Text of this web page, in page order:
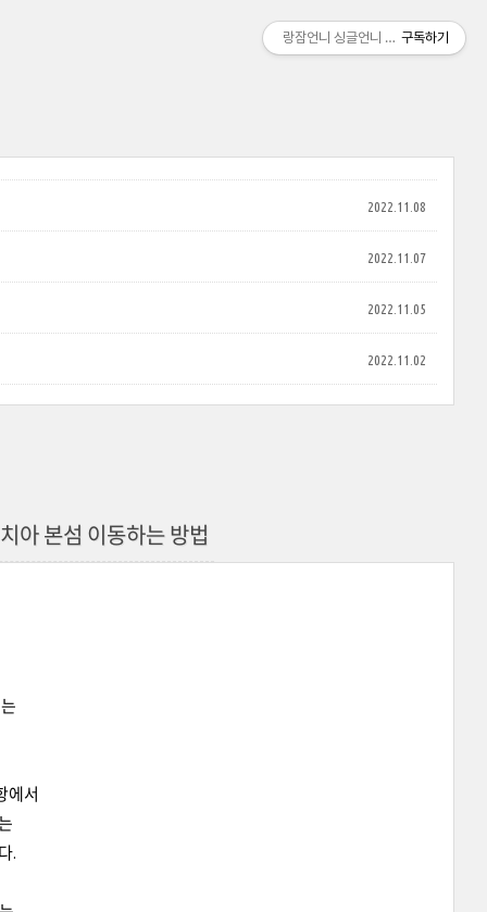
2022.11.08
2022.11.07
2022.11.05
2022.11.02
아 본섬 이동하는 방법
에서
.
랑잠언니 싱글언니 여행기구독하기